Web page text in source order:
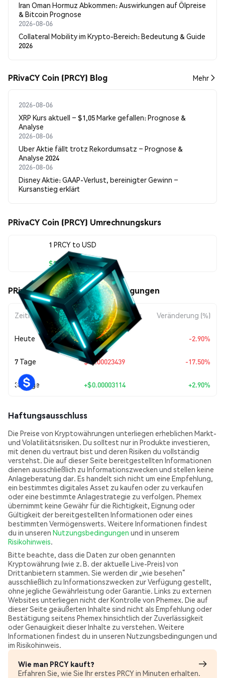
Iran Oman Hormuz Abkommen: Auswirkungen auf Ölpreise
& Bitcoin Prognose
2026-08-06
Collateral Mobility im Krypto-Bereich: Bedeutung & Guide
2026
PRivaCY Coin (PRCY) Blog Mehr
2026-08-06
XRP Kurs aktuell – $1,05 Marke gefallen: Prognose &
Analyse
2026-08-06
Uber Aktie fällt trotz Rekordumsatz – Prognose &
Analyse 2024
2026-08-06
Disney Aktie: GAAP-Verlust, bereinigter Gewinn –
Kursanstieg erklärt
PRivaCY Coin (PRCY) Umrechnungskurs
1 PRCY to USD
$0.001105
PRivaCY Coin (PRCY) Kursbewegungen
Zeitraum Betragsänderung Veränderung (%)
Heute $-0.000033 -2.90%
7 Tage $-0.00023439 -17.50%
30 Tage +$0.00003114 +2.90%
Haftungsausschluss
Die Preise von Kryptowährungen unterliegen erheblichen Markt-
und Volatilitätsrisiken. Du solltest nur in Produkte investieren,
mit denen du vertraut bist und deren Risiken du vollständig
verstehst. Die auf dieser Seite bereitgestellten Informationen
dienen ausschließlich zu Informationszwecken und stellen keine
Anlageberatung dar. Es handelt sich nicht um eine Empfehlung,
ein bestimmtes digitales Asset zu kaufen oder zu verkaufen
oder eine bestimmte Anlagestrategie zu verfolgen. Phemex
übernimmt keine Gewähr für die Richtigkeit, Eignung oder
Gültigkeit der bereitgestellten Informationen oder eines
bestimmten Vermögenswerts. Weitere Informationen findest
du in unseren Nutzungsbedingungen und in unserem
Risikohinweis.
Bitte beachte, dass die Daten zur oben genannten
Kryptowährung (wie z. B. der aktuelle Live-Preis) von
Drittanbietern stammen. Sie werden dir „wie besehen“
ausschließlich zu Informationszwecken zur Verfügung gestellt,
ohne jegliche Gewährleistung oder Garantie. Links zu externen
Websites unterliegen nicht der Kontrolle von Phemex. Die auf
dieser Seite geäußerten Inhalte sind nicht als Empfehlung oder
Bestätigung seitens Phemex hinsichtlich der Zuverlässigkeit
oder Genauigkeit dieser Inhalte zu verstehen. Weitere
Informationen findest du in unseren Nutzungsbedingungen und
im Risikohinweis.
Wie man PRCY kauft?
Erfahren Sie, wie Sie Ihr erstes PRCY in Minuten erhalten.